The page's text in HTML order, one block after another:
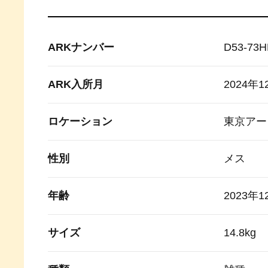
ARKナンバー D53-
ARK入所月 2024年
ロケーション 東京ア
性別 メス
年齢 2023年
サイズ 14.8kg